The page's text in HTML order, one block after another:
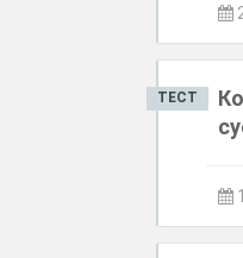
ТЕСТ